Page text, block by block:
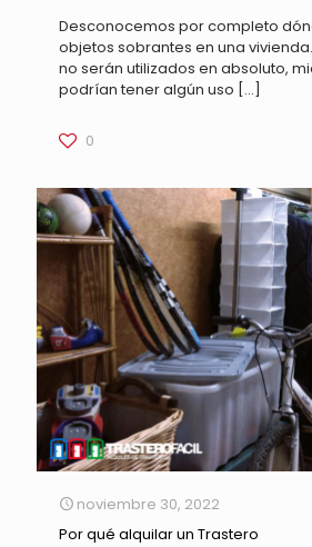
Desconocemos por completo
objetos sobrantes en una
no serán utilizados en absoluto,
podrían tener algún uso […]
0
noviembre 30, 2022
Por qué alquilar un Trastero